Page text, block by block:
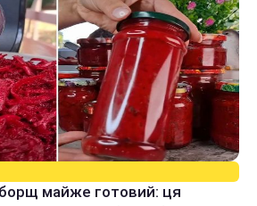
борщ майже готовий: ця